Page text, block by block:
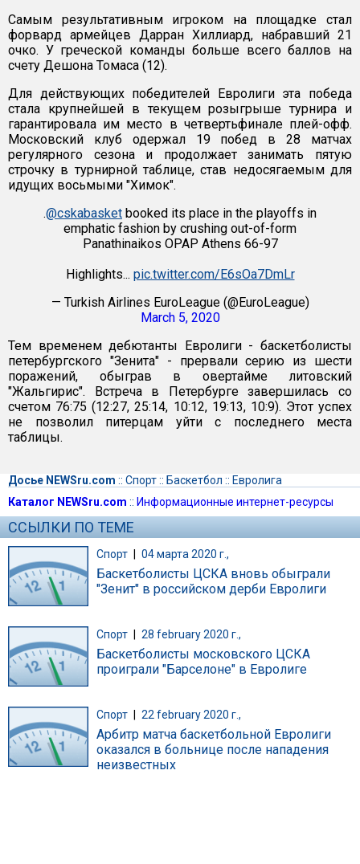
Самым результативным игроком на площадке стал
форвард армейцев Дарран Хиллиард, набравший 21
очко. У греческой команды больше всего баллов на
счету Дешона Томаса (12).
Для действующих победителей Евролиги эта победа
стала крупнейшей в текущем розыгрыше турнира и
гарантировала им место в четвертьфинале плей-офф.
Московский клуб одержал 19 побед в 28 матчах
регулярного сезона и продолжает занимать пятую
строчку в турнирной таблице, став недосягаемым для
идущих восьмыми "Химок".
.@cskabasket booked its place in the playoffs in
emphatic fashion by crushing out-of-form
Panathinaikos OPAP Athens 66-97
Highlights... pic.twitter.com/E6sOa7DmLr
— Turkish Airlines EuroLeague (@EuroLeague)
March 5, 2020
Тем временем дебютанты Евролиги - баскетболисты
петербургского "Зенита" - прервали серию из шести
поражений, обыграв в овертайме литовский
"Жальгирис". Встреча в Петербурге завершилась со
счетом 76:75 (12:27, 25:14, 10:12, 19:13, 10:9). Этот успех
не позволил питерцам уйти с последнего места
таблицы.
Досье NEWSru.com :: Спорт:: Баскетбол :: Евролига
Каталог NEWSru.com :: Информационные интернет-ресурсы
ССЫЛКИ ПО ТЕМЕ
Спорт | 04 марта 2020 г.,
Баскетболисты ЦСКА вновь обыграли
"Зенит" в российском дерби Евролиги
Спорт 28 february 2020 г.,
Баскетболисты московского ЦСКА
проиграли "Барселоне" в Евролиге
Спорт 22 february 2020 г.,
Арбитр матча баскетбольной Евролиги
оказался в больнице после нападения
неизвестных